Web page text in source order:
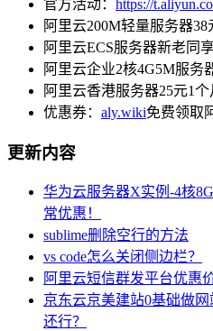
官方活动： https://
阿里云200M轻量服务器38
阿里云ECS服务器新老同
阿里云企业2核4G5M服务
阿里云香港服务器25元1
优惠券： aly.wiki免费领取
更新内容
华为云服务器X实例-4核
常优惠！
sublime删除空行的方法
vs code怎么关闭侧边栏？
阿里云短信群发平台优惠
京东云京美建站0基础做
还行？